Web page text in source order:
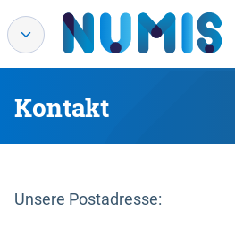
Kontakt
Unsere Postadresse: